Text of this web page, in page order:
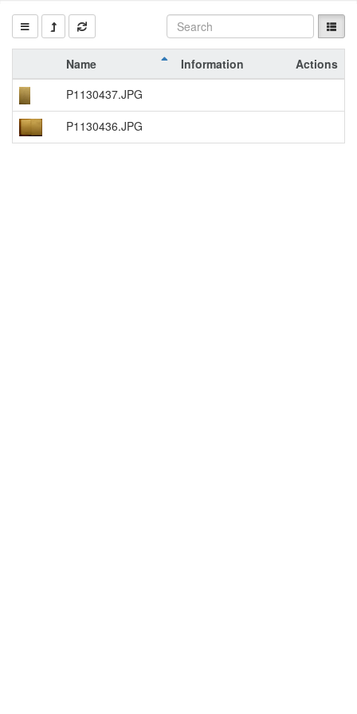
Name Information
Actions
P1130437.JPG
P1130436.JPG